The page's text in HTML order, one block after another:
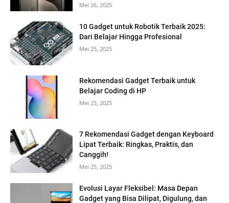
Mei 26, 2025
10 Gadget untuk Robotik Terbaik 2025:
Dari Belajar Hingga Profesional
Mei 25, 2025
Rekomendasi Gadget Terbaik untuk
Belajar Coding di HP
Mei 25, 2025
7 Rekomendasi Gadget dengan Keyboard
Lipat Terbaik: Ringkas, Praktis, dan
Canggih!
Mei 25, 2025
Evolusi Layar Fleksibel: Masa Depan
Gadget yang Bisa Dilipat, Digulung, dan